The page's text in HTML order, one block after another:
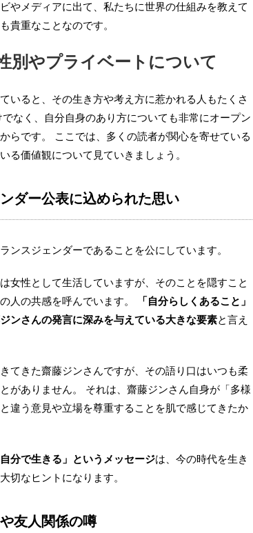
やメディアに出て、私たちに世界の仕組みを教えて
貴重なことなのです。
別やプライベートについて
いると、その生き方や考え方に惹かれる人もたくさ
なく、自分自身のあり方についても非常にオープン
らです。 ここでは、多くの読者が関心を寄せている
る価値観について見ていきましょう。
ダー公表に込められた思い
ンスジェンダーであることを公にしています。
女性として生活していますが、そのことを隠すこと
人の共感を呼んでいます。
「自分らしくあること」
ンさんの発言に深みを与えている大きな要素と言え
てきた齋藤ジンさんですが、その語り口はいつも柔
がありません。 それは、齋藤ジンさん自身が「多様
違う意見や立場を尊重することを肌で感じてきたか
分で生きる」というメッセージは、今の時代を生き
切なヒントになります。
友人関係の噂